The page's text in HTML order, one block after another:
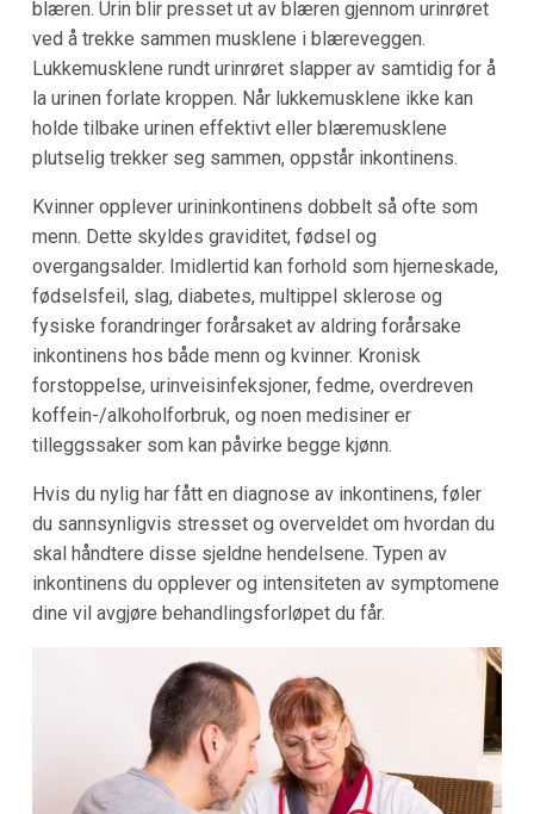
blæren. Urin blir presset ut av blæren gjennom urinrøret
ved å trekke sammen musklene i blæreveggen.
Lukkemusklene rundt urinrøret slapper av samtidig for å
la urinen forlate kroppen. Når lukkemusklene ikke kan
holde tilbake urinen effektivt eller blæremusklene
plutselig trekker seg sammen, oppstår inkontinens.
Kvinner opplever urininkontinens dobbelt så ofte som
menn. Dette skyldes graviditet, fødsel og
overgangsalder. Imidlertid kan forhold som hjerneskade,
fødselsfeil, slag, diabetes, multippel sklerose og
fysiske forandringer forårsaket av aldring forårsake
inkontinens hos både menn og kvinner. Kronisk
forstoppelse, urinveisinfeksjoner, fedme, overdreven
koffein-/alkoholforbruk, og noen medisiner er
tilleggssaker som kan påvirke begge kjønn.
Hvis du nylig har fått en diagnose av inkontinens, føler
du sannsynligvis stresset og overveldet om hvordan du
skal håndtere disse sjeldne hendelsene. Typen av
inkontinens du opplever og intensiteten av symptomene
dine vil avgjøre behandlingsforløpet du får.